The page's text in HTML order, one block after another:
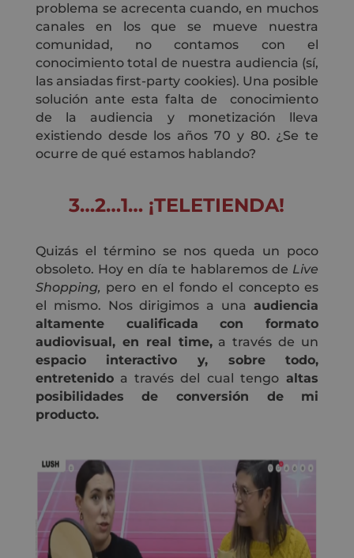
problema se acrecenta cuando, en muchos
canales en los que se mueve nuestra
comunidad, no contamos con el
conocimiento total de nuestra audiencia (sí,
las ansiadas first-party cookies). Una posible
solución ante esta falta de conocimiento
de la audiencia y monetización lleva
existiendo desde los años 70 y 80. ¿Se te
ocurre de qué estamos hablando?
3…2…1… ¡TELETIENDA!
Quizás el término se nos queda un poco
obsoleto. Hoy en día te hablaremos de Live
Shopping, pero en el fondo el concepto es
el mismo. Nos dirigimos a unaaudiencia
altamente cualificada con formato
audiovisual, en real time,a través de un
espacio interactivo y, sobre todo,
entretenidoa través del cual tengoaltas
posibilidades de conversión de mi
producto.